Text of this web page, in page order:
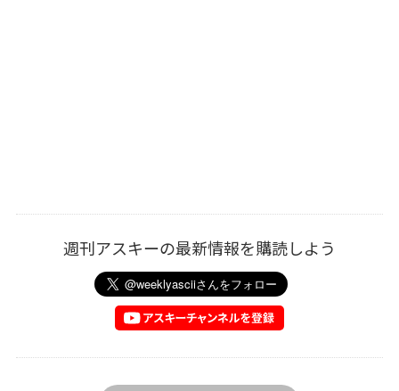
週刊アスキーの最新情報を購読しよう